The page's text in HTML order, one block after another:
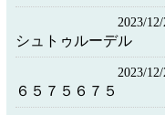
2023/
シュトゥルーデル
2023/
６５７５６７５